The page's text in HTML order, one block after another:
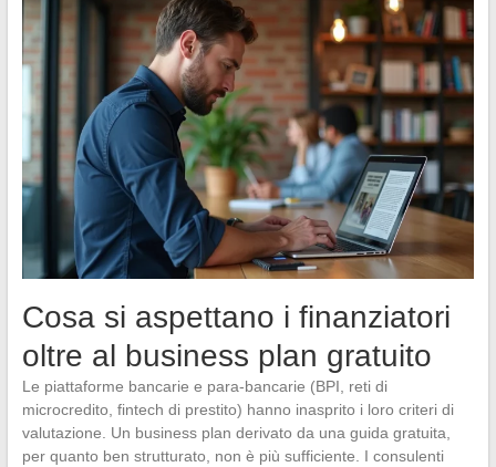
Cosa si aspettano i finanziatori
oltre al business plan gratuito
Le piattaforme bancarie e para-bancarie (BPI, reti di
microcredito, fintech di prestito) hanno inasprito i loro criteri di
valutazione. Un business plan derivato da una guida gratuita,
per quanto ben strutturato, non è più sufficiente. I consulenti